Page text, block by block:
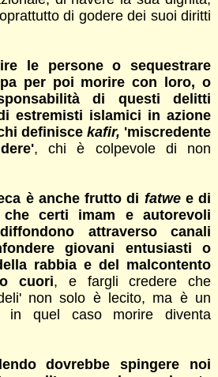
di godere dei suoi diritti
le persone o sequestrare
per poi morire con loro, o
di questi delitti
estremisti islamici in azione
definiscekafir, 'miscredente
, chi è colpevole di non
è anche frutto di fatwee di
certi imam e autorevoli
attraverso canali
giovani entusiasti o
rabbia e del malcontento
cuori, e fargli credere che
non solo è lecito, ma è un
in quel caso morire diventa
dovrebbe spingere noi